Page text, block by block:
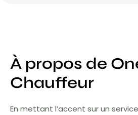
À propos de
Chauffeur
En mettant l’accent sur un